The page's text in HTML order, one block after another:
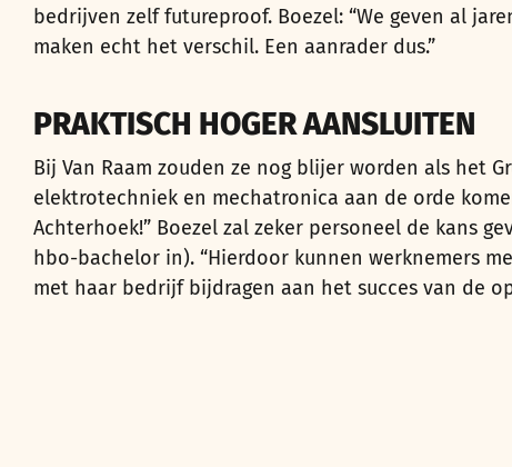
bedrijven zelf futureproof. Boezel: “We geven al
maken echt het verschil. Een aanrader dus.”
PRAKTISCH HOGER AANSLUITEN
Bij Van Raam zouden ze nog blijer worden als het
elektrotechniek en mechatronica aan de orde
Achterhoek!” Boezel zal zeker personeel de kans
hbo-bachelor in). “Hierdoor kunnen werknemers
met haar bedrijf bijdragen aan het succes van de